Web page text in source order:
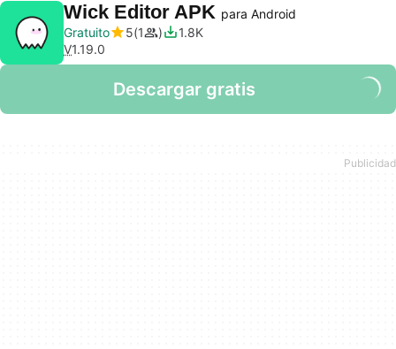
Wick Editor APK para Android
Gratuito
5 1
1.8K
V1.19.0
Descargar gratis